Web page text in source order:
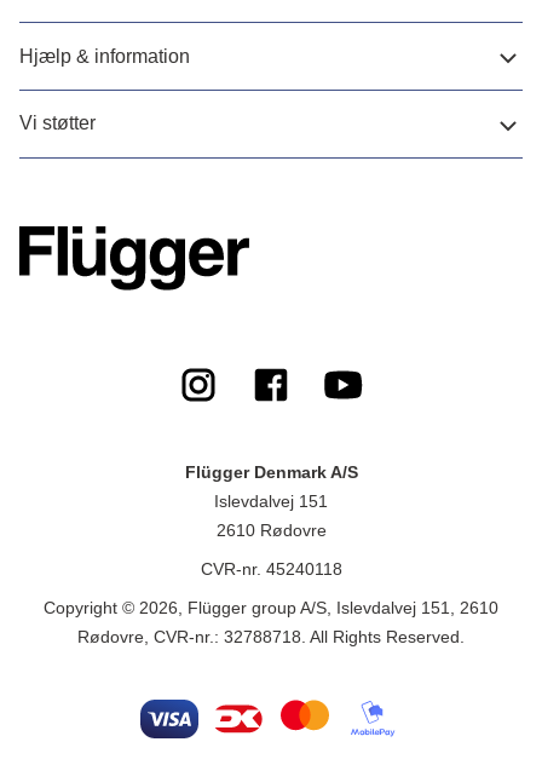
Hjælp & information
Vi støtter
Flügger Denmark A/S
Islevdalvej 151
2610 Rødovre
CVR-nr. 45240118
Copyright © 2026, Flügger group A/S, Islevdalvej 151, 2610
Rødovre, CVR-nr.: 32788718. All Rights Reserved.